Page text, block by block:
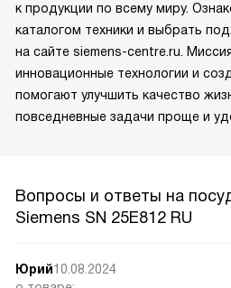
к продукции по всему миру.
каталогом техники и выбрать
на сайте siemens-centre.ru.
инновационные технологии и
помогают улучшить качество
повседневные задачи проще и
Вопросы и ответы на
Siemens SN 25E812 RU
Юрий10.08.2024